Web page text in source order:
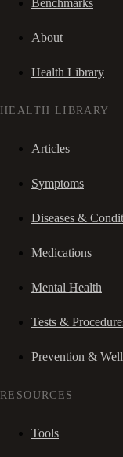
About
Health Library
HEALTH LIBRARY
Articles
Symptoms
Diseases &
Medications
Mental Health
Tests &
Prevention &
RESOURCES
Tools